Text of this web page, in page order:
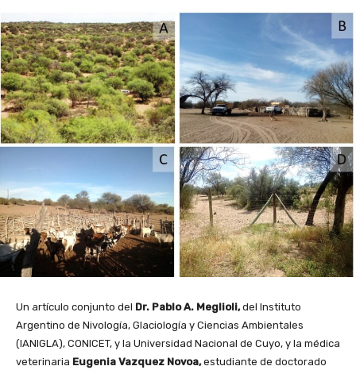
Un artículo conjunto del Dr. Pablo A. Meglioli,del Instituto
Argentino de Nivología, Glaciología y Ciencias Ambientales
(IANIGLA), CONICET, y la Universidad Nacional de Cuyo, y la médica
veterinaria Eugenia Vazquez Novoa,estudiante de doctorado